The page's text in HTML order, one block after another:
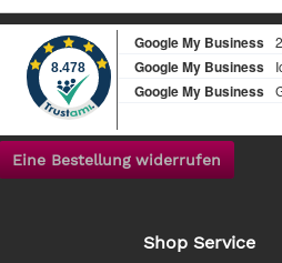
Eine Bestellung widerrufen
Shop Service